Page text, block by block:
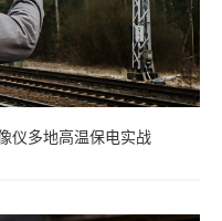
仪多地高温保电实战